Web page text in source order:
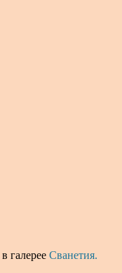
в галерее Сванетия.